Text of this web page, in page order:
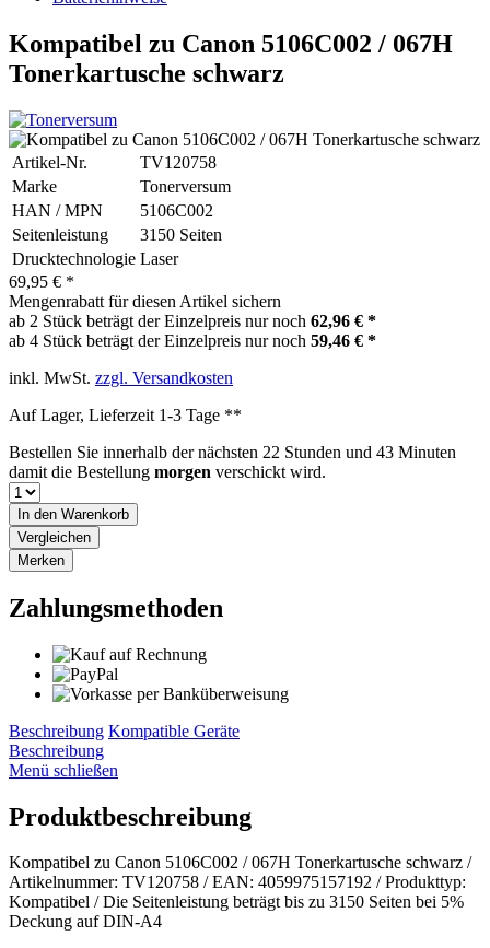
Kompatibel zu Canon 5106C002 / 067H
Tonerkartusche schwarz
Artikel-Nr.
TV120758
Marke
Tonerversum
HAN / MPN
5106C002
Seitenleistung
3150 Seiten
Drucktechnologie Laser
69,95 € *
Mengenrabatt für diesen Artikel sichern
ab 2 Stück beträgt der Einzelpreis nur noch 62,96 € *
ab 4 Stück beträgt der Einzelpreis nur noch 59,46 € *
inkl. MwSt. zzgl. Versandkosten
Auf Lager, Lieferzeit 1-3 Tage **
Bestellen Sie innerhalb der nächsten 22 Stunden und 43 Minuten
damit die Bestellung morgen verschickt wird.
In den Warenkorb
Vergleichen
Merken
Zahlungsmethoden
Beschreibung Kompatible Geräte
Beschreibung
Menü schließen
Produktbeschreibung
Kompatibel zu Canon 5106C002 / 067H Tonerkartusche schwarz /
Artikelnummer: TV120758 / EAN: 4059975157192 / Produkttyp:
Kompatibel / Die Seitenleistung beträgt bis zu 3150 Seiten bei 5%
Deckung auf DIN-A4